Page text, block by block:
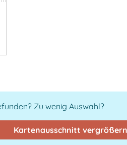
Zu wenig Auswahl?
Kartenausschnitt vergrößern